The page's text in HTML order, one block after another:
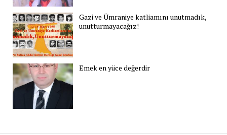
Gazi ve Ümraniye katliamını unutmadık,
unutturmayacağız!
Emek en yüce değerdir